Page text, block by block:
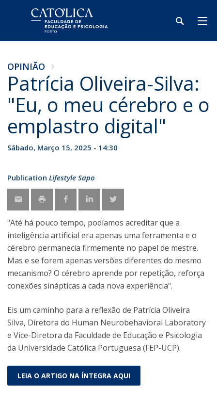
OPINIÃO
Patrícia Oliveira-Silva:
"Eu, o meu cérebro e o
emplastro digital"
Sábado, Março 15, 2025 - 14:30
Publication Lifestyle Sapo
"Até há pouco tempo, podíamos acreditar que a
inteligência artificial era apenas uma ferramenta e o
cérebro permanecia firmemente no papel de mestre.
Mas e se forem apenas versões diferentes do mesmo
mecanismo? O cérebro aprende por repetição, reforça
conexões sinápticas a cada nova experiência".
Eis um caminho para a reflexão de Patrícia Oliveira
Silva, Diretora do Human Neurobehavioral Laboratory
e Vice-Diretora da Faculdade de Educação e Psicologia
da Universidade Católica Portuguesa (FEP-UCP).
LEIA O ARTIGO NA ÍNTEGRA AQUI